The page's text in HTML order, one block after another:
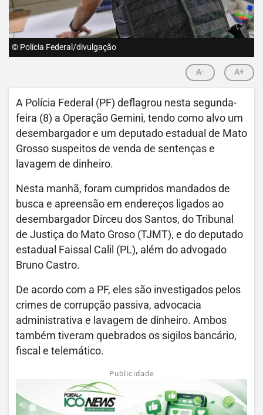
© Polícia Federal/divulgação
A- A+
A Polícia Federal (PF) deflagrou nesta segunda-
feira (8) a Operação Gemini, tendo como alvo um
desembargador e um deputado estadual de Mato
Grosso suspeitos de venda de sentenças e
lavagem de dinheiro.
Nesta manhã, foram cumpridos mandados de
busca e apreensão em endereços ligados ao
desembargador Dirceu dos Santos, do Tribunal
de Justiça do Mato Groso (TJMT), e do deputado
estadual Faissal Calil (PL), além do advogado
Bruno Castro.
De acordo com a PF, eles são investigados pelos
crimes de corrupção passiva, advocacia
administrativa e lavagem de dinheiro. Ambos
também tiveram quebrados os sigilos bancário,
fiscal e telemático.
Publicidade